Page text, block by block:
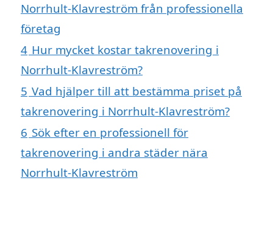
Norrhult-Klavreström från professionella
företag
4 Hur mycket kostar takrenovering i
Norrhult-Klavreström?
5 Vad hjälper till att bestämma priset på
takrenovering i Norrhult-Klavreström?
6 Sök efter en professionell för
takrenovering i andra städer nära
Norrhult-Klavreström